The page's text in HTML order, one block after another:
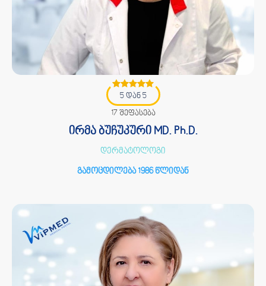
5 დან 5
17 შეფასება
ირმა ბუჩუკური MD. Ph.D.
დერმატოლოგი
გამოცდილება 1986 წლიდან